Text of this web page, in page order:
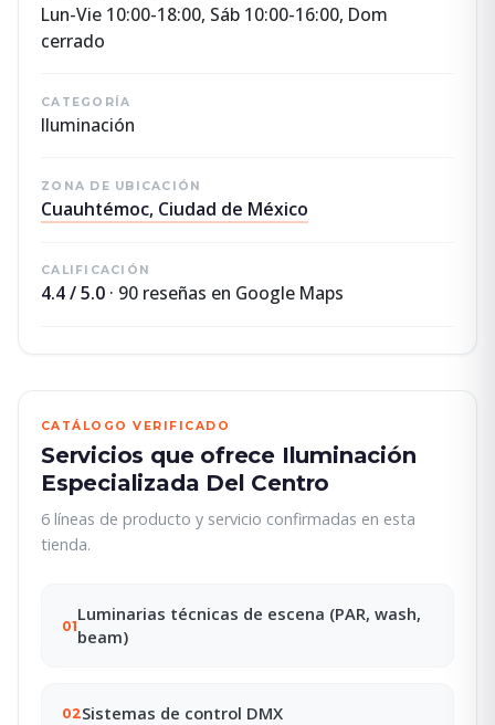
Lun-Vie 10:00-18:00, Sáb 10:00-16:00, Dom
cerrado
CATEGORÍA
Iluminación
ZONA DE UBICACIÓN
Cuauhtémoc, Ciudad de México
CALIFICACIÓN
4.4 / 5.0 · 90 reseñas en Google Maps
CATÁLOGO VERIFICADO
Servicios que ofrece Iluminación
Especializada Del Centro
6 líneas de producto y servicio confirmadas en esta
tienda.
01
Luminarias técnicas de escena (PAR, wash,
beam)
02Sistemas de control DMX